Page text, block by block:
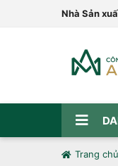
Nhà Sản
Trang chủ